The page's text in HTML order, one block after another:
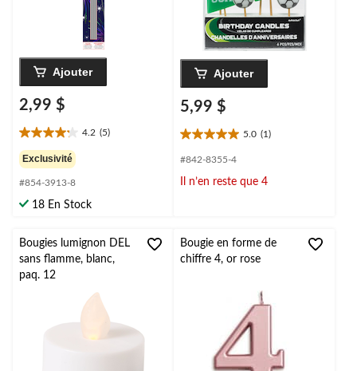
Ajouter
2,99 $
4.2 (5)
4.2
étoile(s)
sur
5.
5
Exclusivité
#854-3913-8
18 En Stock
Ajouter
5,99 $
5.0 (1)
5.0
étoile(s)
5.
#842-8355-4
Il n’en reste que 4
Bougies lumignon DEL
sans flamme, blanc,
paq. 12
Bougie en forme de
chiffre 4, or rose